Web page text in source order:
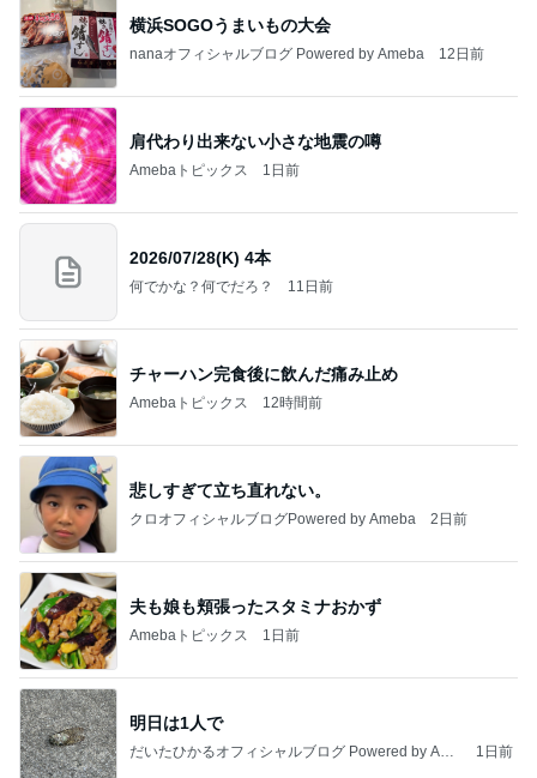
横浜SOGOうまいもの大会
nanaオフィシャルブログ Powered by Ameba 12日前
肩代わり出来ない小さな地震の噂
Amebaトピックス 1日前
2026/07/28(K) 4本
何でかな？何でだろ？ 11日前
チャーハン完食後に飲んだ痛み止め
Amebaトピックス 12時間前
悲しすぎて立ち直れない。
クロオフィシャルブログPowered by Ameba 2日前
夫も娘も頬張ったスタミナおかず
Amebaトピックス 1日前
明日は1人で
だいたひかるオフィシャルブログ Powered by Ame
1日前